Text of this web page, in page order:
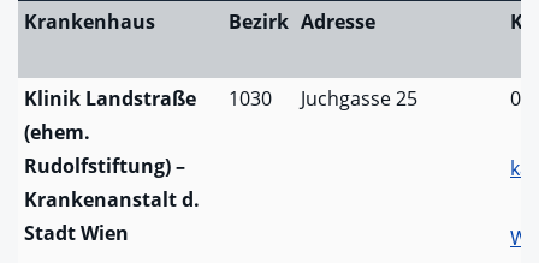
Krankenhaus Bezirk Adresse
Klinik Landstraße
(ehem.
Rudolfstiftung) –
Krankenanstalt d.
Stadt Wien
1030 Juchgasse 25